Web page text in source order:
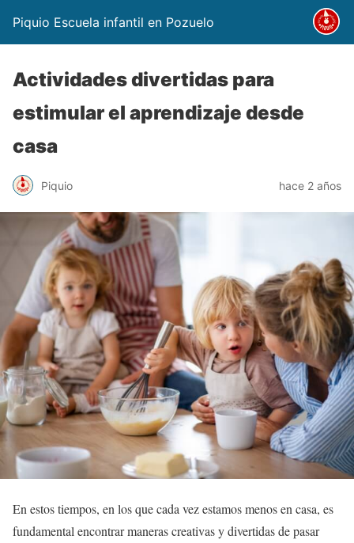
Piquio Escuela infantil en Pozuelo
Actividades divertidas para
estimular el aprendizaje desde
casa
Piquio hace 2 años
En estos tiempos, en los que cada vez estamos menos en casa, es
fundamental encontrar maneras creativas y divertidas de pasar